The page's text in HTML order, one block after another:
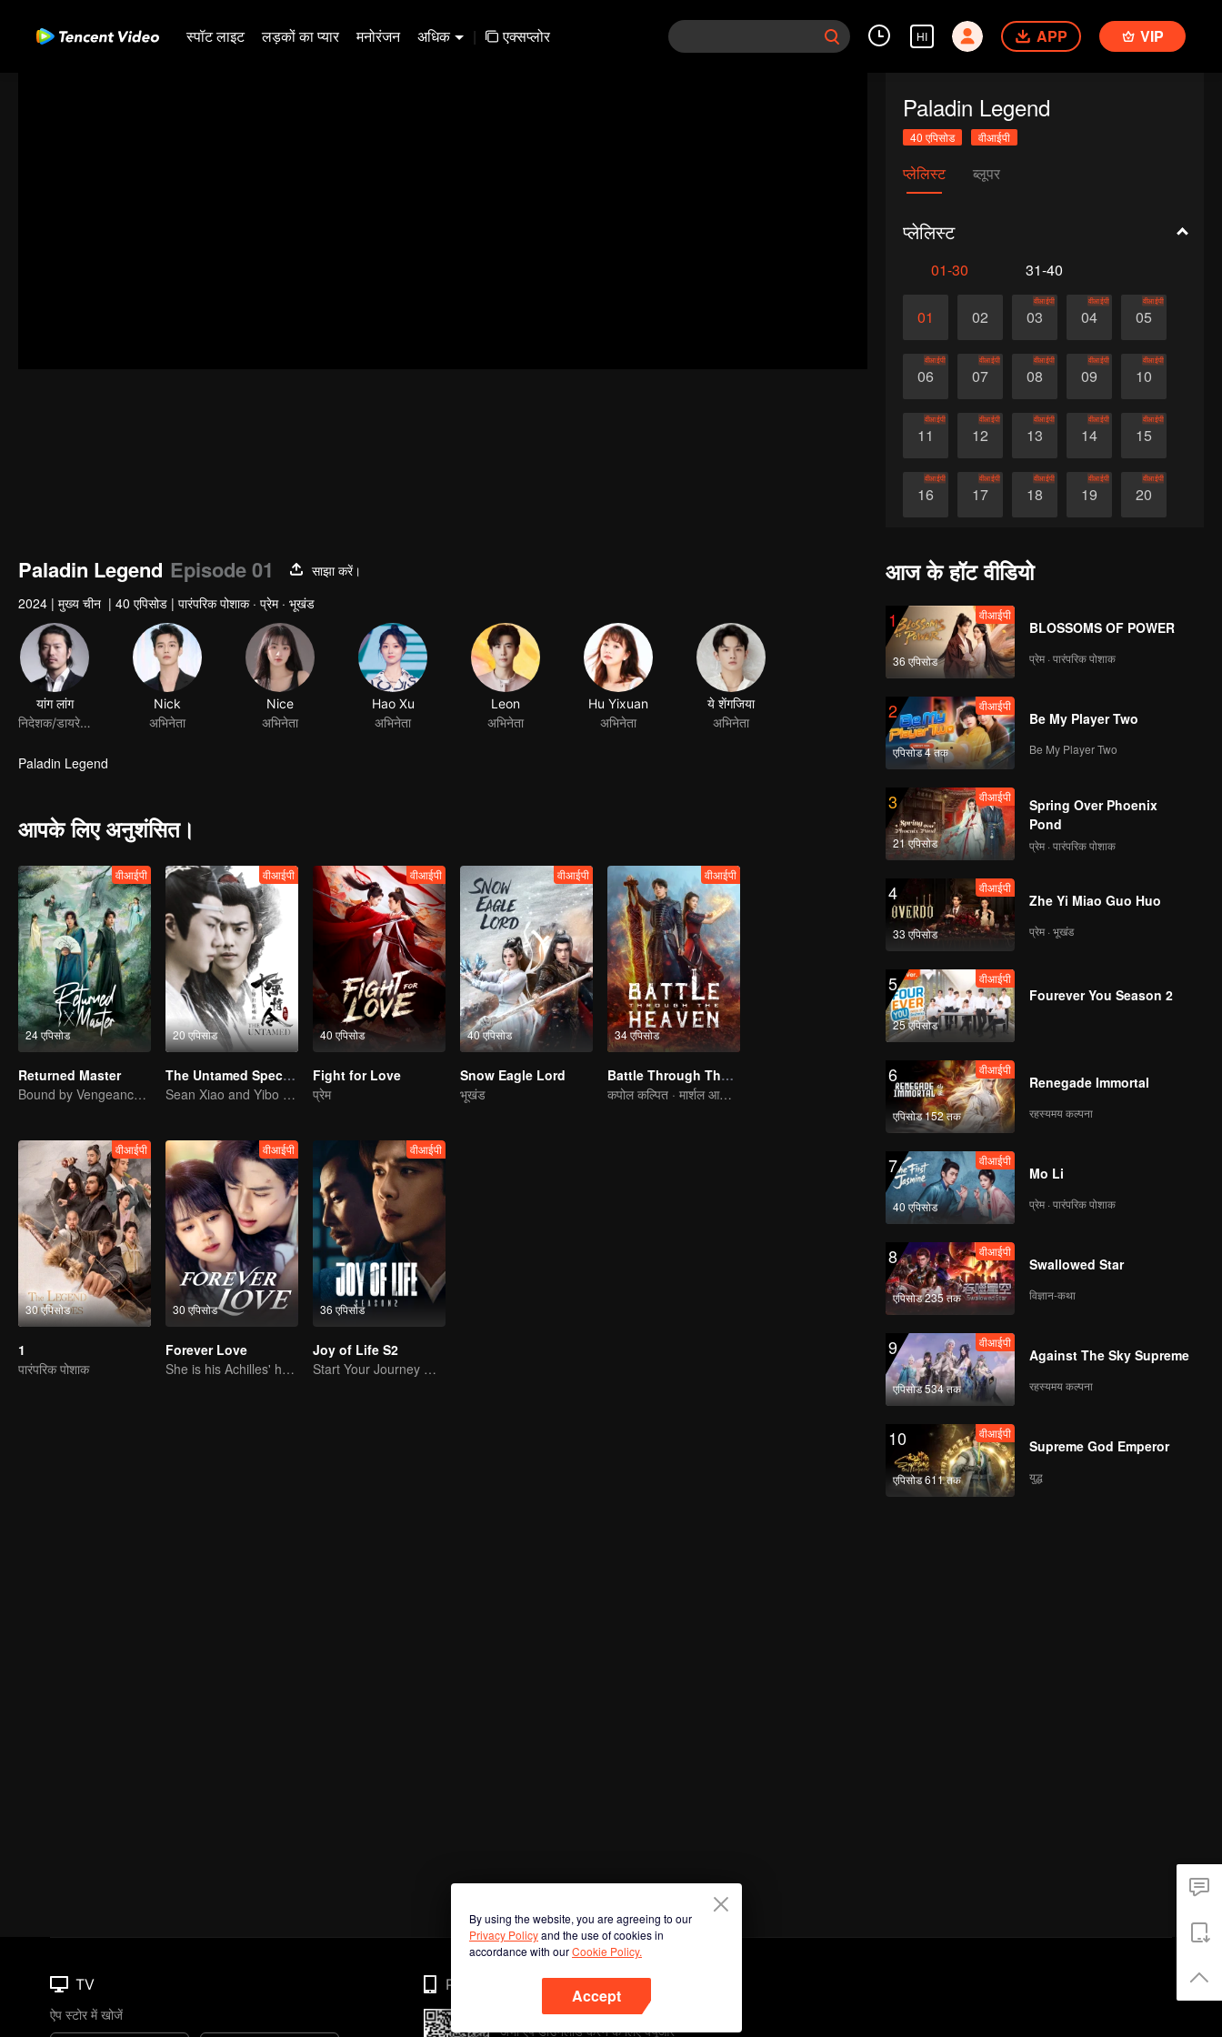
स्पॉट लाइट लड़कों का प्यार मनोरंजन अधिक | एक्सप्लोर HI APP VIP
Paladin Legend
40 एपिसोड वीआईपी
प्लेलिस्ट ब्लूपर
प्लेलिस्ट
01-30 31-40
01 02 03
वीआईपी
04
वीआईपी
05
वीआईपी
06
वीआईपी
07
वीआईपी
08
वीआईपी
09
वीआईपी
10
वीआईपी
11
वीआईपी
12
वीआईपी
13
वीआईपी
14
वीआईपी
15
वीआईपी
16
वीआईपी
17
वीआईपी
18
वीआईपी
19
वीआईपी
20
वीआईपी
26 27
Paladin Legend Episode 01
साझा करें।
2024 | मुख्य चीन | 40 एपिसोड | पारंपरिक पोशाक · प्रेम · भूखंड
यांग लांग
निदेशक/डायरेक्टर
Nick
अभिनेता
Nice
अभिनेता
Hao Xu
अभिनेता
Leon
अभिनेता
Hu Yixuan
अभिनेता
ये शेंगजिया
अभिनेता
Paladin Legend
आपके लिए अनुशंसित।
24 एपिसोड
वीआईपी
Returned Master
Bound by Vengeance, Entwined by Fate
20 एपिसोड
वीआईपी
The Untamed Special Edition
Sean Xiao and Yibo Wang lead the stunning casts
40 एपिसोड
वीआईपी
Fight for Love
प्रेम
40 एपिसोड
वीआईपी
Snow Eagle Lord
भूखंड
34 एपिसोड
वीआईपी
Battle Through The Heaven
कपोल कल्पित · मार्शल आर्ट्स।
30 एपिसोड
वीआईपी
1
पारंपरिक पोशाक
30 एपिसोड
वीआईपी
Forever Love
She is his Achilles' heel and his armor
36 एपिसोड
वीआईपी
Joy of Life S2
Start Your Journey With Fan Xian Again
आज के हॉट वीडियो
1
36 एपिसोड
वीआईपी
BLOSSOMS OF POWER
प्रेम · पारंपरिक पोशाक
2
एपिसोड 4 तक
वीआईपी
Be My Player Two
Be My Player Two
3
21 एपिसोड
वीआईपी
Spring Over Phoenix
Pond
प्रेम · पारंपरिक पोशाक
4
33 एपिसोड
वीआईपी
Zhe Yi Miao Guo Huo
प्रेम · भूखंड
5
25 एपिसोड
वीआईपी
Fourever You Season 2
6
एपिसोड 152 तक
वीआईपी
Renegade Immortal
रहस्यमय कल्पना
7
40 एपिसोड
वीआईपी
Mo Li
प्रेम · पारंपरिक पोशाक
8
एपिसोड 235 तक
वीआईपी
Swallowed Star
विज्ञान-कथा
9
एपिसोड 534 तक
वीआईपी
Against The Sky Supreme
रहस्यमय कल्पना
10
एपिसोड 611 तक
वीआईपी
Supreme God Emperor
युद्ध
By using the website, you are agreeing to our
Privacy Policyand the use of cookies in
accordance with ourCookie Policy.
Accept
TV
ऐप स्टोर में खोजें
Phone
अभी ऐप डाउनलोड करने के लिए क्यूआर